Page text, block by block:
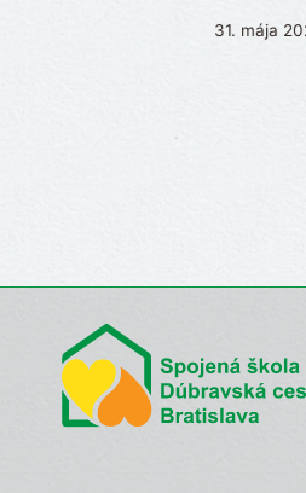
31. mája